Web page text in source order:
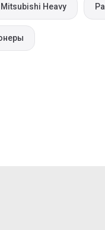
Mitsubishi Heavy